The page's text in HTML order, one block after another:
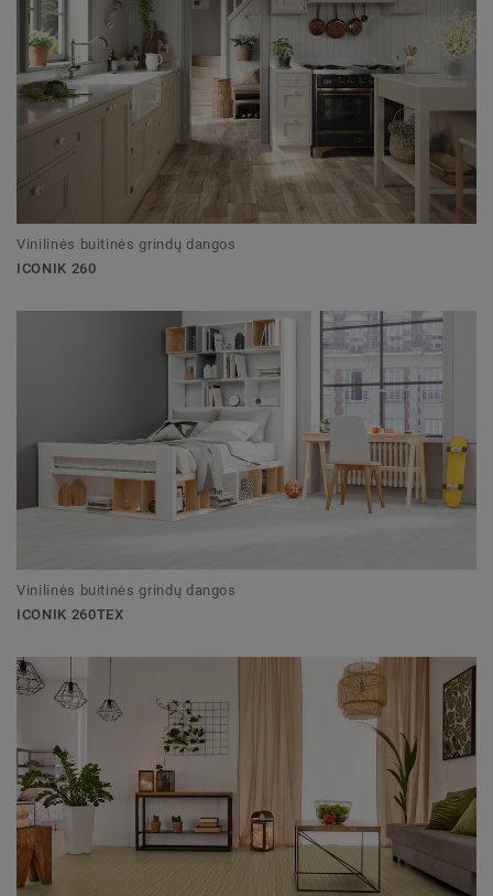
Vinilinės buitinės grindų dangos
ICONIK 260
Vinilinės buitinės grindų dangos
ICONIK 260TEX